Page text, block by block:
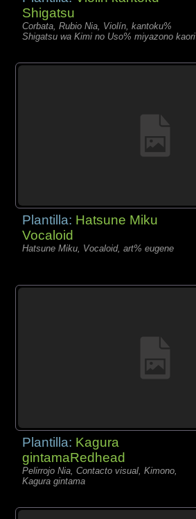
Shigatsu
Corbata, Rubio Nia, Violín, kantoku%
Shigatsu wa Kimi no Uso% miyazono kaori
Plantilla: Hatsune Miku
Vocaloid
Hatsune Miku, Vocaloid, art% eugene
Plantilla: Kagura
gintamaRedhead
Pelirrojo Nia, Contacto visual, Kimono,
Kagura gintama